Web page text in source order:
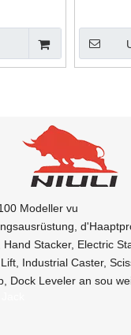
Modeller vu
Hand Stacker, Electric
Industrial Caster,
Dock Leveler an sou